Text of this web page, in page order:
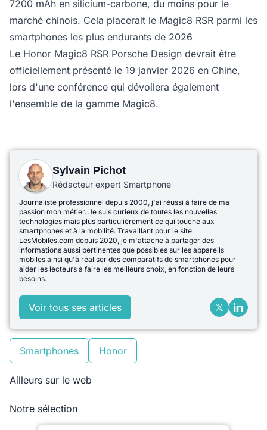
7200 mAh en silicium-carbone, du moins pour le
marché chinois. Cela placerait le Magic8 RSR parmi les
smartphones les plus endurants de 2026
Le Honor Magic8 RSR Porsche Design devrait être
officiellement présenté le 19 janvier 2026 en Chine,
lors d'une conférence qui dévoilera également
l'ensemble de la gamme Magic8.
Sylvain Pichot
Rédacteur expert Smartphone
Journaliste professionnel depuis 2000, j'ai réussi à faire de ma
passion mon métier. Je suis curieux de toutes les nouvelles
technologies mais plus particulièrement ce qui touche aux
smartphones et à la mobilité. Travaillant pour le site
LesMobiles.com depuis 2020, je m'attache à partager des
informations aussi pertinentes que possibles sur les appareils
mobiles ainsi qu'à réaliser des comparatifs de smartphones pour
aider les lecteurs à faire les meilleurs choix, en fonction de leurs
besoins.
Voir tous ses articles
Smartphones Honor
Ailleurs sur le web
Notre sélection